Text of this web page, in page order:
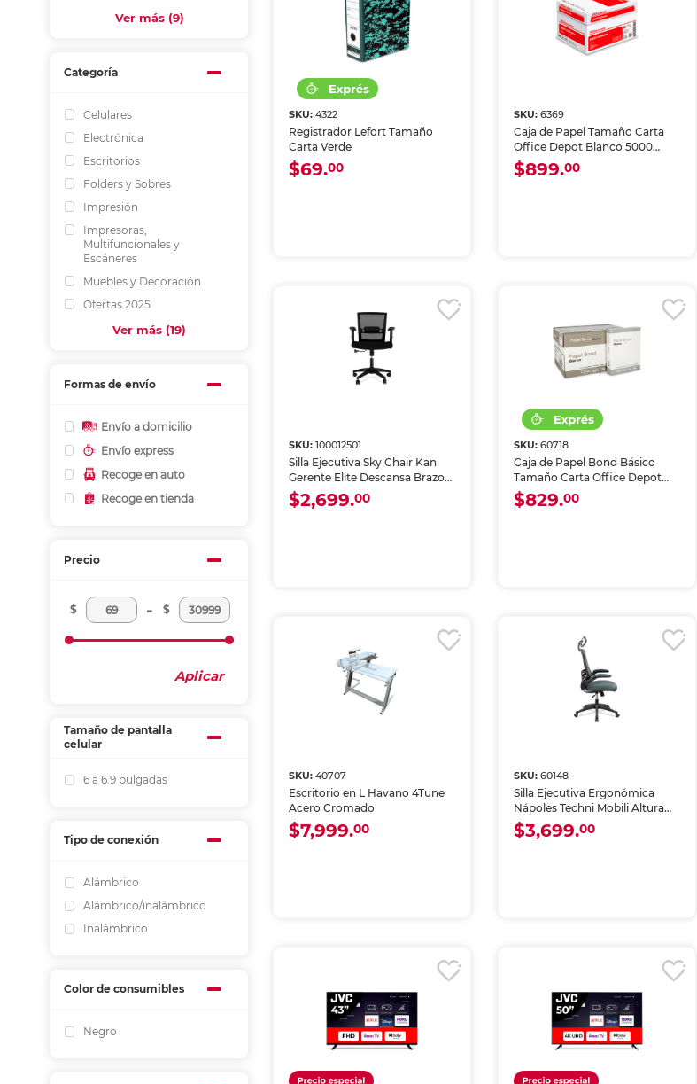
Ver más (9)
Categoría
Celulares
Electrónica
Escritorios
Folders y Sobres
Impresión
Impresoras,
Multifuncionales y
Escáneres
Muebles y Decoración
Ofertas 2025
Ver más (19)
Formas de envío
Envío a domicilio
Envío express
Recoge en auto
Recoge en tienda
Precio
$ - $
Aplicar
Tamaño de pantalla
celular
6 a 6.9 pulgadas
Tipo de conexión
Alámbrico
Alámbrico/inalámbrico
Inalámbrico
Color de consumibles
Negro
SKU:4322
Registrador Lefort Tamaño
Carta Verde
$69.00
SKU: 6369
Caja de Papel Tamaño Carta
Office Depot Blanco 5000
hojas
$899.00
SKU:100012501
Silla Ejecutiva Sky Chair Kan
Gerente Elite Descansa Brazos
Ajustables Malla Negra
$2,699.00
SKU: 60718
Caja de Papel Bond Básico
Tamaño Carta Office Depot
Blanco 5000 hojas
$829.00
SKU:40707
Escritorio en L Havano 4Tune
Acero Cromado
$7,999.00
SKU: 60148
Silla Ejecutiva Ergonómica
Nápoles Techni Mobili Altura
Ajustable Gris Oscuro
$3,699.00